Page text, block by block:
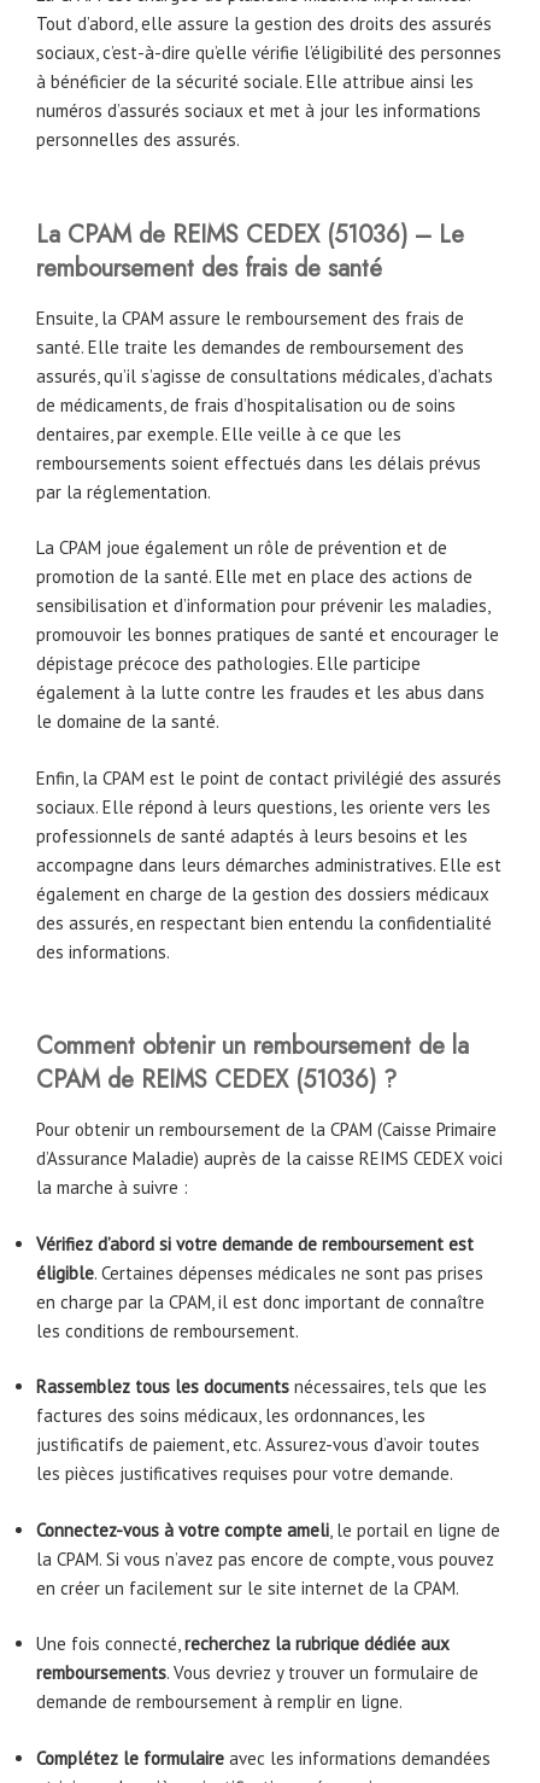
Tout d’abord, elle assure la gestion des droits des assurés
sociaux, c’est-à-dire qu’elle vérifie l’éligibilité des personnes
à bénéficier de la sécurité sociale. Elle attribue ainsi les
numéros d’assurés sociaux et met à jour les informations
personnelles des assurés.
La CPAM de REIMS CEDEX (51036) – Le
remboursement des frais de santé
Ensuite, la CPAM assure le remboursement des frais de
santé. Elle traite les demandes de remboursement des
assurés, qu’il s’agisse de consultations médicales, d’achats
de médicaments, de frais d’hospitalisation ou de soins
dentaires, par exemple. Elle veille à ce que les
remboursements soient effectués dans les délais prévus
par la réglementation.
La CPAM joue également un rôle de prévention et de
promotion de la santé. Elle met en place des actions de
sensibilisation et d’information pour prévenir les maladies,
promouvoir les bonnes pratiques de santé et encourager le
dépistage précoce des pathologies. Elle participe
également à la lutte contre les fraudes et les abus dans
le domaine de la santé.
Enfin, la CPAM est le point de contact privilégié des assurés
sociaux. Elle répond à leurs questions, les oriente vers les
professionnels de santé adaptés à leurs besoins et les
accompagne dans leurs démarches administratives. Elle est
également en charge de la gestion des dossiers médicaux
des assurés, en respectant bien entendu la confidentialité
des informations.
Comment obtenir un remboursement de la
CPAM de REIMS CEDEX (51036) ?
Pour obtenir un remboursement de la CPAM (Caisse Primaire
d’Assurance Maladie) auprès de la caisse REIMS CEDEX voici
la marche à suivre :
Vérifiez d’abord si votre demande de remboursement est
éligible. Certaines dépenses médicales ne sont pas prises
en charge par la CPAM, il est donc important de connaître
les conditions de remboursement.
Rassemblez tous les documents nécessaires, tels que les
factures des soins médicaux, les ordonnances, les
justificatifs de paiement, etc. Assurez-vous d’avoir toutes
les pièces justificatives requises pour votre demande.
Connectez-vous à votre compte ameli, le portail en ligne de
la CPAM. Si vous n’avez pas encore de compte, vous pouvez
en créer un facilement sur le site internet de la CPAM.
Une fois connecté,recherchez la rubrique dédiée aux
remboursements. Vous devriez y trouver un formulaire de
demande de remboursement à remplir en ligne.
Complétez le formulaire avec les informations demandées